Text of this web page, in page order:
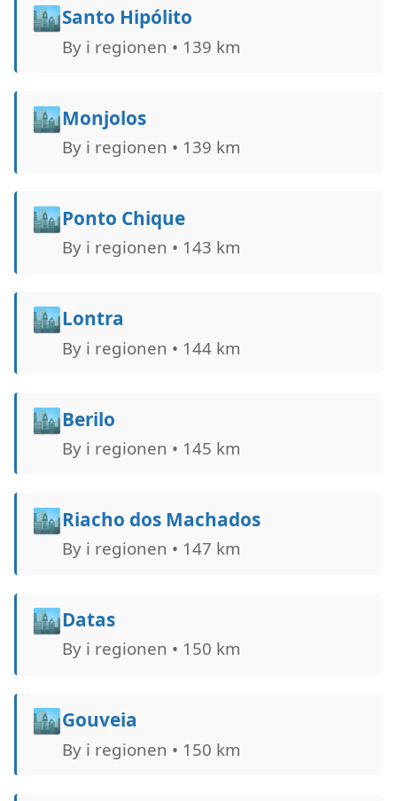
🏙️Santo Hipólito
By i regionen • 139 km
🏙️Monjolos
By i regionen • 139 km
🏙️Ponto Chique
By i regionen • 143 km
🏙️Lontra
By i regionen • 144 km
🏙️Berilo
By i regionen • 145 km
🏙️Riacho dos Machados
By i regionen • 147 km
🏙️Datas
By i regionen • 150 km
🏙️Gouveia
By i regionen • 150 km